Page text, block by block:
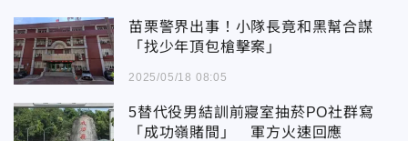
苗栗警界出事！小隊長竟和黑幫合謀
「找少年頂包槍擊案」
2025/05/18 08:05
5替代役男結訓前寢室抽菸PO社群寫
「成功嶺賭間」 軍方火速回應